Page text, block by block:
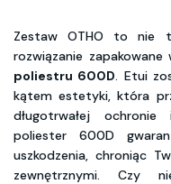
Zestaw OTHO to nie
rozwiązanie zapakowane
poliestru 600D. Etui
kątem estetyki, która
długotrwałej
poliester 600D
uszkodzenia, chroniąc
zewnętrznymi. Czy